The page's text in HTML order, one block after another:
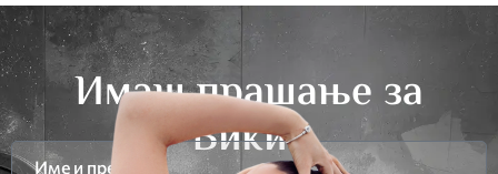
Имаш прашање за
Вики?